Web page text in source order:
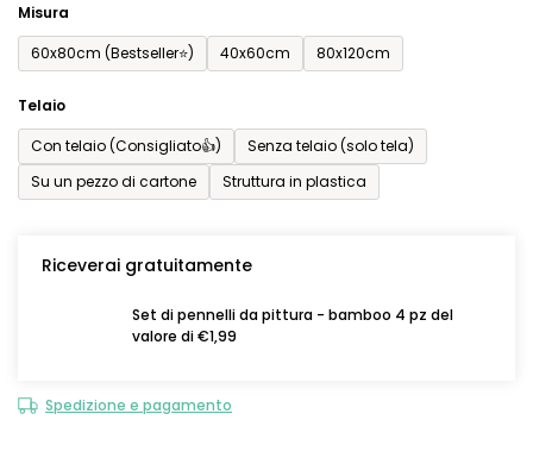
Misura
60x80cm (Bestseller⭐)
40x60cm 80x120cm
Telaio
Con telaio (Consigliato👍)
Senza telaio (solo tela)
Su un pezzo di cartone
Struttura in plastica
Riceverai gratuitamente
Set di pennelli da pittura - bamboo 4 pz del
valore di €1,99
Spedizione e pagamento